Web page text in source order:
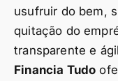
usufruir do bem,
quitação do
transparente e
Financia Tudo